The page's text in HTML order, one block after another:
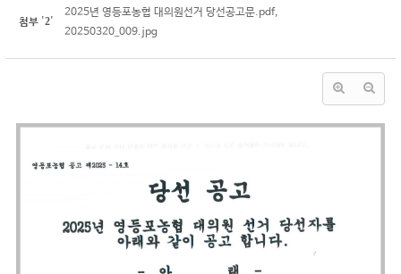
첨부 '2'
2025년 영등포농협 대의원선거 당선공고문.pdf,
20250320_009.jpg